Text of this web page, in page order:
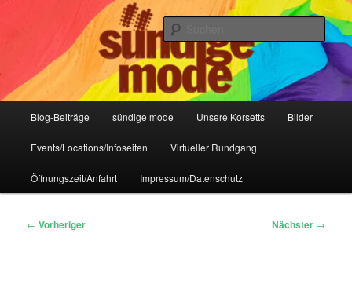
Sündige Mode Frankfurt
IHR Laden für Korsetts, Lifestyle-Mode, Club- und Dark-Wear seit 2004
Blog-Beiträge sündige mode Unsere Korsetts Bilder
Events/Locations/Infoseiten Virtueller Rundgang
Öffnungszeit/Anfahrt Impressum/Datenschutz
Beitragsnavigation
← Vorheriger Nächster →